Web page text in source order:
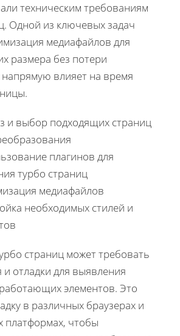
техническим требованиям
Одной из ключевых задач
медиафайлов для
размера без потери
напрямую влияет на время
и выбор подходящих страниц
плагинов для
турбо страниц
медиафайлов
необходимых стилей и
страниц может требовать
и отладки для выявления
элементов. Это
в различных браузерах и
платформах, чтобы